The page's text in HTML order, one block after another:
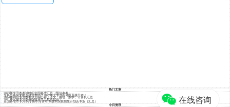
热门文章
2023年专升本考试时间全国各省汇总（预估参考）
专科当兵回来能直接升本吗？2022年大专当兵可以直接升本！
2024年四川专升本考试大纲公布！语文、英语、数学、计算机汇总
2021年安徽专升本各院校录取分数线盘点！
全国各省市专升本|专插本|专转本|专接本院校招生计划及专业（汇总）
今日资讯